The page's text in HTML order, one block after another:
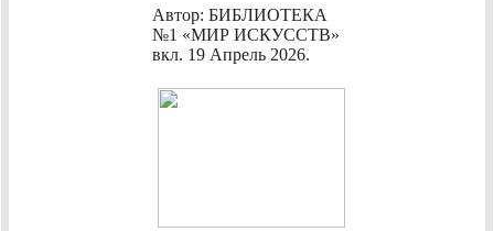
Автор: БИБЛИОТЕКА
№1 «МИР ИСКУССТВ»
вкл. 19 Апрель 2026.